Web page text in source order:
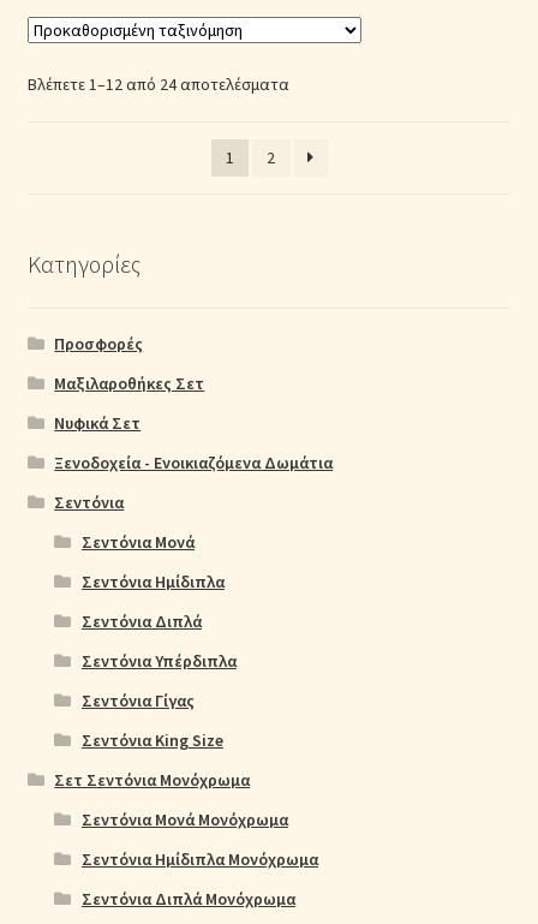
Βλέπετε 1–12 από 24 αποτελέσματα
1 2
Κατηγορίες
Προσφορές
Μαξιλαροθήκες Σετ
Νυφικά Σετ
Ξενοδοχεία - Ενοικιαζόμενα Δωμάτια
Σεντόνια
Σεντόνια Μονά
Σεντόνια Ημίδιπλα
Σεντόνια Διπλά
Σεντόνια Υπέρδιπλα
Σεντόνια Γίγας
Σεντόνια King Size
Σετ Σεντόνια Μονόχρωμα
Σεντόνια Μονά Μονόχρωμα
Σεντόνια Ημίδιπλα Μονόχρωμα
Σεντόνια Διπλά Μονόχρωμα